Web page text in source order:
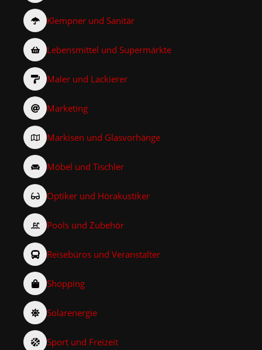
Klempner und Sanitär
Lebensmittel und Supermärkte
Maler und Lackierer
Marketing
Markisen und Glasvorhänge
Möbel und Tischler
Optiker und Hörakustiker
Pools und Zubehör
Reisebüros und Veranstalter
Shopping
Solarenergie
Sport und Freizeit